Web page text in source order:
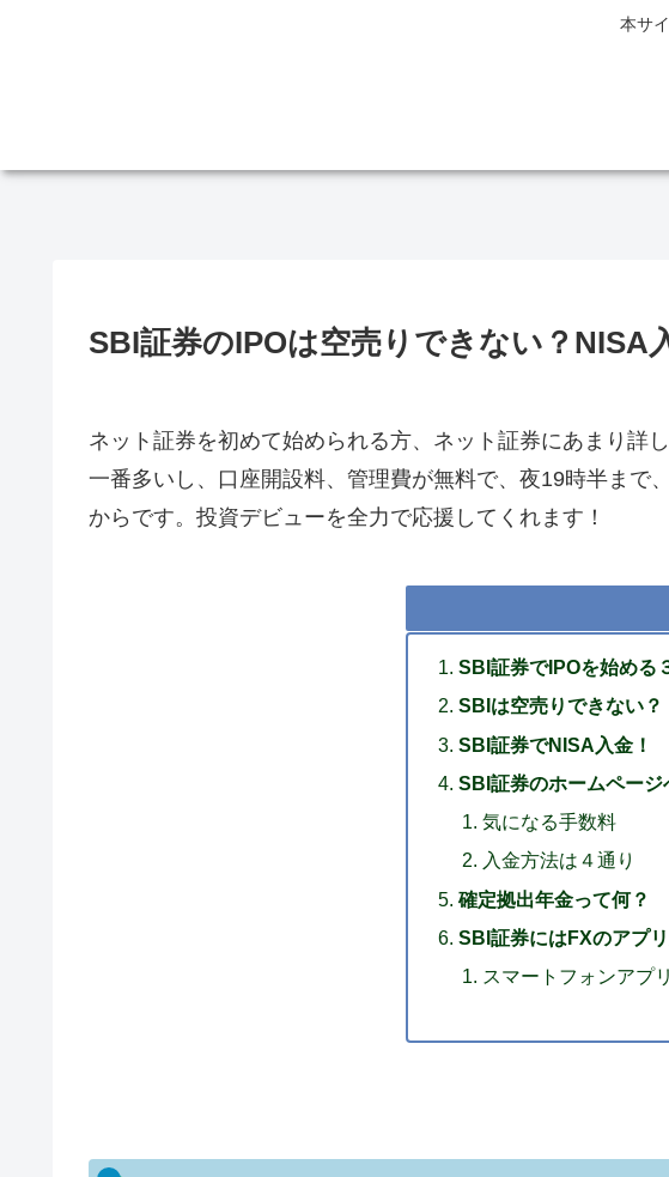
本サ
SBI証券のIPOは空売りできない？NISA
ネット証券を初めて始められる方、ネット証券にあまり詳
一番多いし、口座開設料、管理費が無料で、夜19時半まで
からです。投資デビューを全力で応援してくれます！
SBI証券でIPOを始める
SBIは空売りできない？
SBI証券でNISA入金！
SBI証券のホームペー
気になる手数料
入金方法は４通り
確定拠出年金って何？
SBI証券にはFXのアプ
スマートフォンアプ